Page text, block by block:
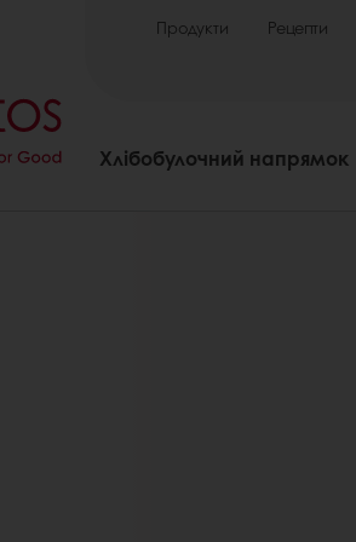
Продукти Рецепти
Хлібобулочний напрямок